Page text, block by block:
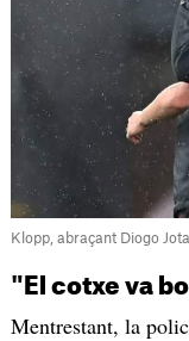
Klopp, abraçant Diogo
"El cotxe va
Mentrestant, la